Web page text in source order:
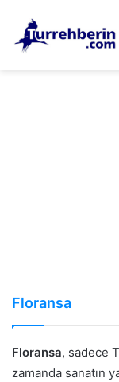
Floransa
Floransa, sadece
zamanda sanatın